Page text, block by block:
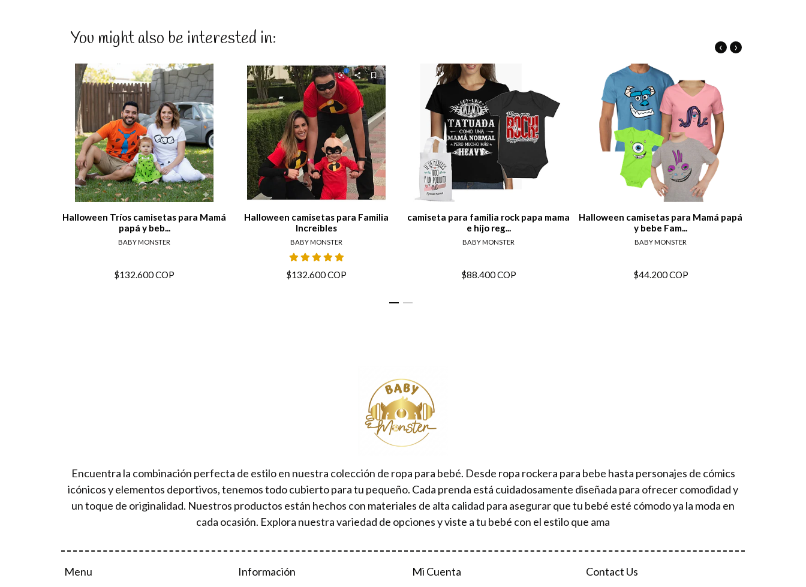
You might also be interested in:
Halloween Tríos camisetas para Mamá
papá y beb...
BABY MONSTER
View details
$132.600 COP
Halloween camisetas para Familia
Increibles
BABY MONSTER
View details
$132.600 COP
camiseta para familia rock papa mama
e hijo reg...
BABY MONSTER
View details
$88.400 COP
Halloween camisetas para Mamá papá
y bebe Fam...
BABY MONSTER
View details
$44.200 COP
‹ ›
Encuentra la combinación perfecta de estilo en nuestra colección de ropa para bebé. Desde ropa rockera para bebe hasta personajes de cómics
icónicos y elementos deportivos, tenemos todo cubierto para tu pequeño. Cada prenda está cuidadosamente diseñada para ofrecer comodidad y
un toque de originalidad. Nuestros productos están hechos con materiales de alta calidad para asegurar que tu bebé esté cómodo ya la moda en
cada ocasión. Explora nuestra variedad de opciones y viste a tu bebé con el estilo que ama
Menu Información Mi Cuenta Contact Us